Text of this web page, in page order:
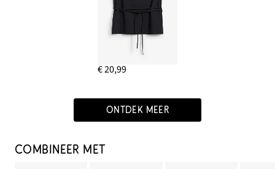
€ 20,99
ONTDEK MEER
COMBINEER MET